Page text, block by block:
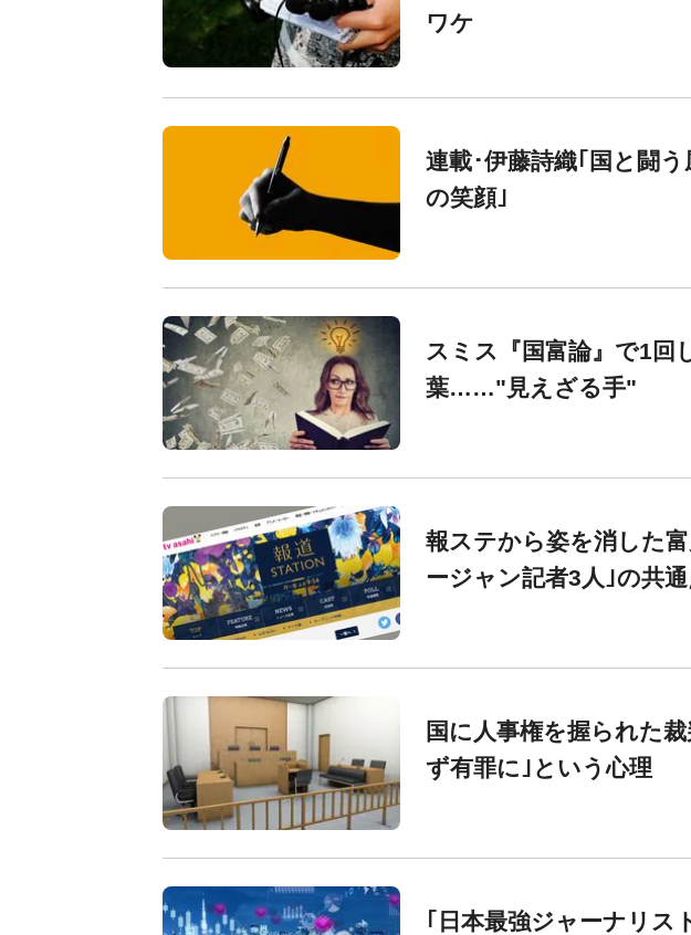
ワケ
連載･伊藤詩織｢国と闘う
の笑顔｣
スミス『国富論』で1回
葉……"見えざる手"
報ステから姿を消した
ージャン記者3人｣の共通
国に人事権を握られた
ず有罪に｣という心理
｢日本最強ジャーナリス